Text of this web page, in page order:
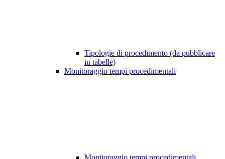
Tipologie di procedimento (da pubblicare
in tabelle)
Monitoraggio tempi procedimentali